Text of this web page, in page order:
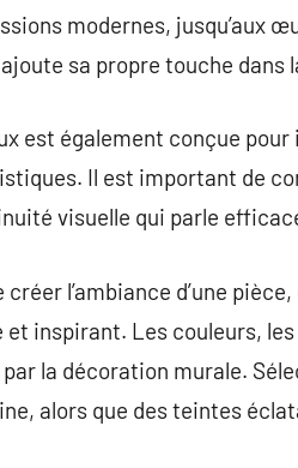
modernes, jusqu’aux
sa propre touche dans
est également conçue
Il est important de
visuelle qui parle
l’ambiance d’une
inspirant. Les couleurs,
la décoration murale.
alors que des teintes